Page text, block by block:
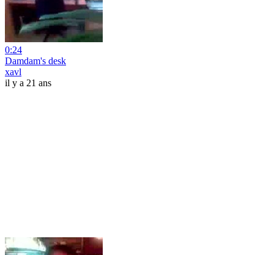
0:24
Damdam's desk
xavl
il y a 21 ans